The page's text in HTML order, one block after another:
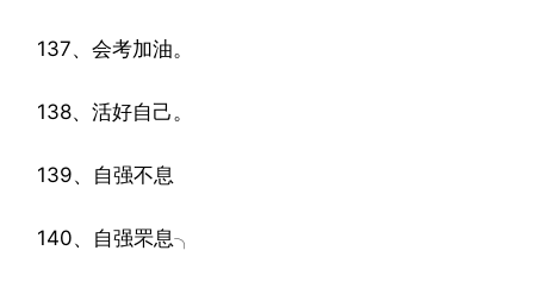
137、会考加油。
138、活好自己。
139、自强不息
140、自强罘息╮